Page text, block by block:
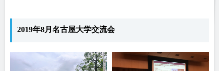
2019年8月名古屋大学交流会